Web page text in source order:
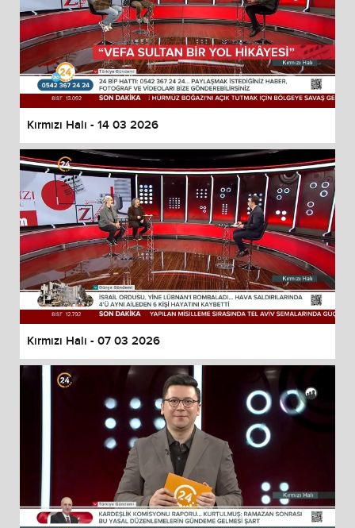
Kırmızı Halı - 14 03 2026
Kırmızı Halı - 07 03 2026